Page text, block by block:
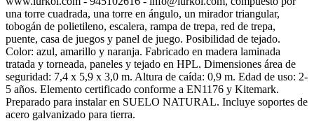
una torre cuadrada, una torre en ángulo, un mirador triangular,
tobogán de polietileno, escalera, rampa de trepa, red de trepa,
puente, casa de juegos y panel de juego. Posibilidad de tejado.
Color: azul, amarillo y naranja. Fabricado en madera laminada
tratada y torneada, paneles y tejado en HPL. Dimensiones área de
seguridad: 7,4 x 5,9 x 3,0 m. Altura de caída: 0,9 m. Edad de uso: 2-
5 años. Elemento certificado conforme a EN1176 y Kitemark.
Preparado para instalar en SUELO NATURAL. Incluye soportes de
acero galvanizado para tierra.